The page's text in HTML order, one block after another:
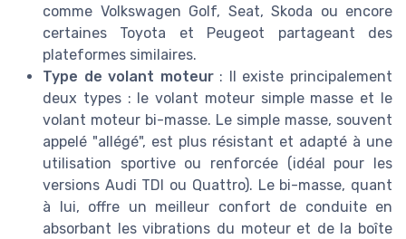
comme Volkswagen Golf, Seat, Skoda ou encore
certaines Toyota et Peugeot partageant des
plateformes similaires.
Type de volant moteur: Il existe principalement
deux types : le volant moteur simple masse et le
volant moteur bi-masse. Le simple masse, souvent
appelé "allégé", est plus résistant et adapté à une
utilisation sportive ou renforcée (idéal pour les
versions Audi TDI ou Quattro). Le bi-masse, quant
à lui, offre un meilleur confort de conduite en
absorbant les vibrations du moteur et de la boîte